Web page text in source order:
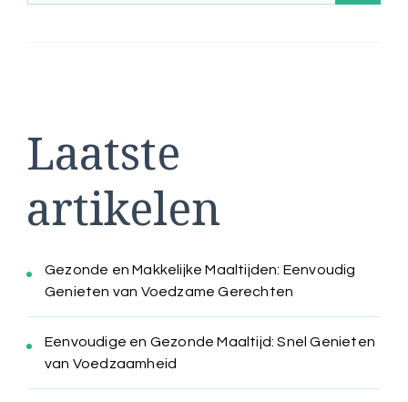
Laatste
artikelen
Gezonde en Makkelijke Maaltijden: Eenvoudig
Genieten van Voedzame Gerechten
Eenvoudige en Gezonde Maaltijd: Snel Genieten
van Voedzaamheid